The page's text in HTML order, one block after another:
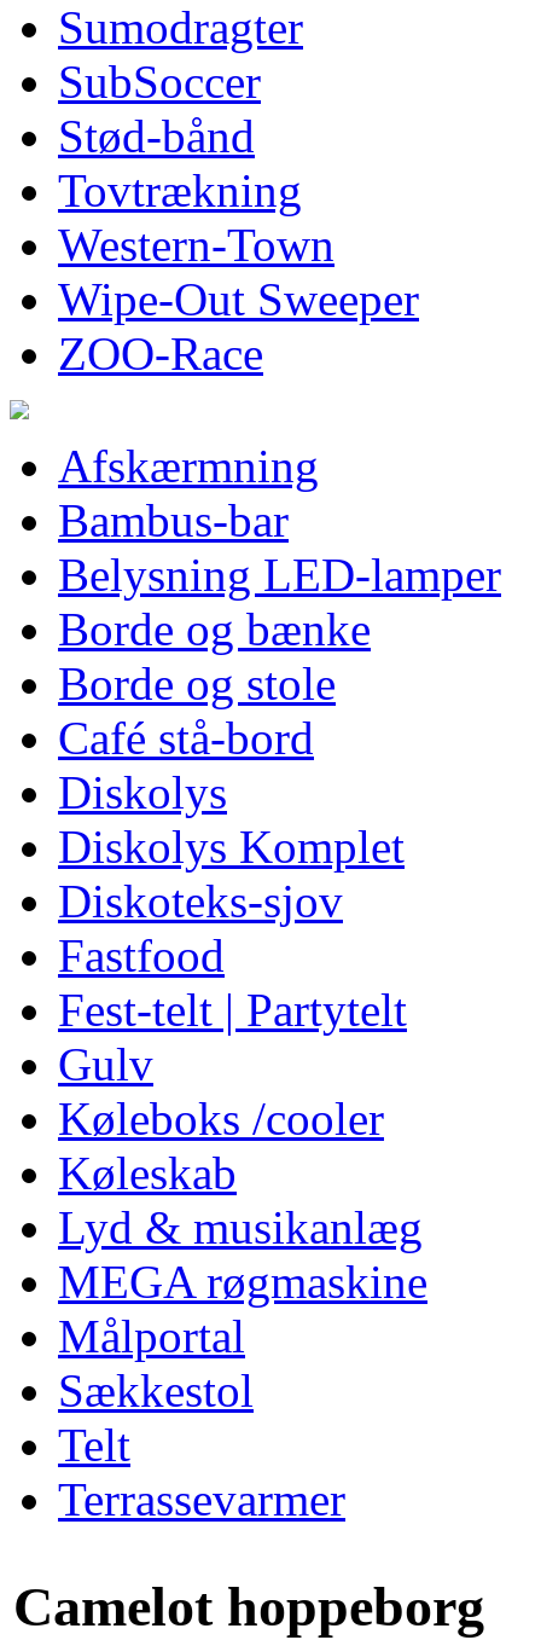
Sumodragter
SubSoccer
Stød-bånd
Tovtrækning
Western-Town
Wipe-Out Sweeper
ZOO-Race
Afskærmning
Bambus-bar
Belysning LED-lamper
Borde og bænke
Borde og stole
Café stå-bord
Diskolys
Diskolys Komplet
Diskoteks-sjov
Fastfood
Fest-telt | Partytelt
Gulv
Køleboks /cooler
Køleskab
Lyd & musikanlæg
MEGA røgmaskine
Målportal
Sækkestol
Telt
Terrassevarmer
Camelot hoppeborg